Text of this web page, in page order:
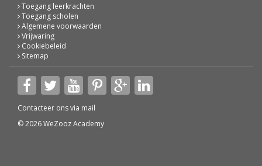
Toegang leerkrachten
Toegang scholen
Algemene voorwaarden
Vrijwaring
Cookiebeleid
Sitemap
Contacteer ons via mail
© 2026 WeZooz Academy